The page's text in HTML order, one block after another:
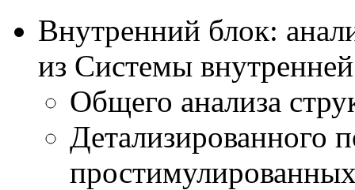
Внутренний блок:
из Системы
Общего анализа
Детализированного